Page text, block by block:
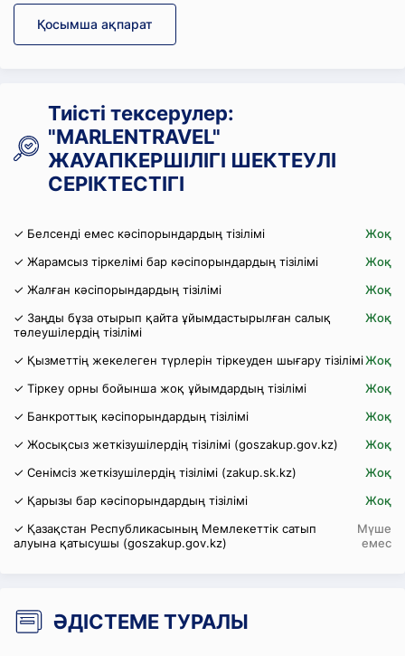
Қосымша ақпарат
Тиісті тексерулер:
"MARLENTRAVEL"
ЖАУАПКЕРШІЛІГІ ШЕКТЕУЛІ
СЕРІКТЕСТІГІ
✓ Белсенді емес кәсіпорындардың тізілімі
Жоқ
✓ Жарамсыз тіркелімі бар кәсіпорындардың тізілімі
Жоқ
✓ Жалған кәсіпорындардың тізілімі
Жоқ
✓ Заңды бұза отырып қайта ұйымдастырылған салық
төлеушілердің тізілімі
Жоқ
✓ Қызметтің жекелеген түрлерін тіркеуден шығару тізіліміЖоқ
✓ Тіркеу орны бойынша жоқ ұйымдардың тізілімі
Жоқ
✓ Банкроттық кәсіпорындардың тізілімі
Жоқ
✓ Жосықсыз жеткізушілердің тізілімі (goszakup.gov.kz)
Жоқ
✓ Сенімсіз жеткізушілердің тізілімі (zakup.sk.kz)
Жоқ
✓ Қарызы бар кәсіпорындардың тізілімі
Жоқ
✓ Қазақстан Республикасының Мемлекеттік сатып
алуына қатысушы (goszakup.gov.kz)
Мүше
емес
ӘДІСТЕМЕ ТУРАЛЫ